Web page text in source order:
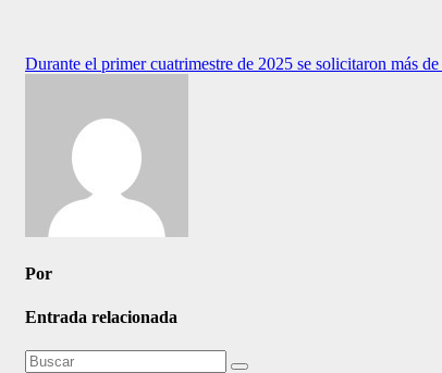
Navegación
entradas
Durante el primer cuatrimestre de 2025 se solicitaron más
Por
Entrada relacionada